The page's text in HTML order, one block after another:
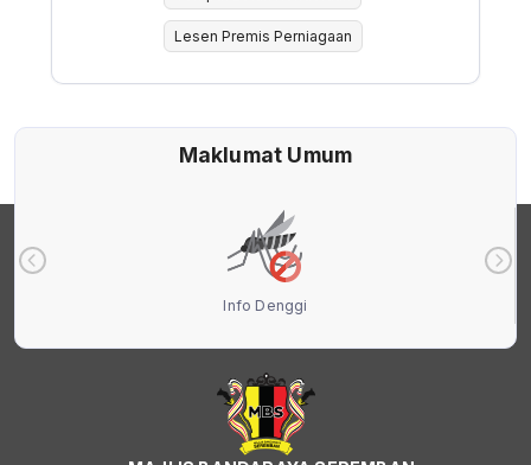
Lesen Premis Perniagaan
Maklumat Umum
Info Denggi